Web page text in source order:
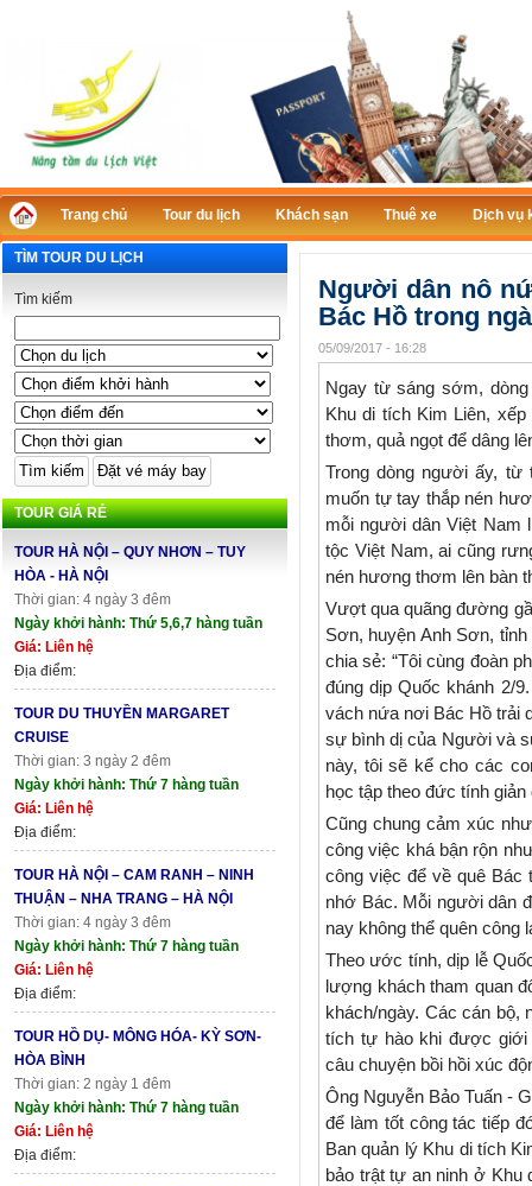
Trang chủ Tour du lịch Khách sạn Thuê xe Dịch vụ
TÌM TOUR DU LỊCH
Tìm kiếm
TOUR GIÁ RẺ
TOUR HÀ NỘI – QUY NHƠN – TUY
HÒA - HÀ NỘI
Thời gian: 4 ngày 3 đêm
Ngày khởi hành: Thứ 5,6,7 hàng tuần
Giá: Liên hệ
Địa điểm:
TOUR DU THUYỀN MARGARET
CRUISE
Thời gian: 3 ngày 2 đêm
Ngày khởi hành: Thứ 7 hàng tuần
Giá: Liên hệ
Địa điểm:
TOUR HÀ NỘI – CAM RANH – NINH
THUẬN – NHA TRANG – HÀ NỘI
Thời gian: 4 ngày 3 đêm
Ngày khởi hành: Thứ 7 hàng tuần
Giá: Liên hệ
Địa điểm:
TOUR HỒ DỤ- MÔNG HÓA- KỲ SƠN-
HÒA BÌNH
Thời gian: 2 ngày 1 đêm
Ngày khởi hành: Thứ 7 hàng tuần
Giá: Liên hệ
Địa điểm:
Người dân nô
Bác Hồ trong
05/09/2017 - 16:28
Ngay từ sáng sớm,
Khu di tích Kim Liên,
thơm, quả ngọt để dâng
Trong dòng người ấy, từ
muốn tự tay thắp nén
mỗi người dân Việt Nam
tộc Việt Nam, ai cũng
nén hương thơm lên bàn
Vượt qua quãng đường
Sơn, huyện Anh Sơn,
chia sẻ: “Tôi cùng đoàn
đúng dịp Quốc khánh 2/
vách nứa nơi Bác Hồ trải
sự bình dị của Người và
này, tôi sẽ kể cho các
học tập theo đức tính giản
Cũng chung cảm xúc
công việc khá bận rộn
công việc để về quê Bác
nhớ Bác. Mỗi người dân
nay không thể quên công
Theo ước tính, dịp lễ
lượng khách tham quan
khách/ngày. Các cán bộ,
tích tự hào khi được giới
câu chuyện bồi hồi xúc
Ông Nguyễn Bảo Tuấn -
để làm tốt công tác tiếp
Ban quản lý Khu di tích
bảo trật tự an ninh ở Khu